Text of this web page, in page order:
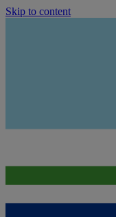
Skip to content